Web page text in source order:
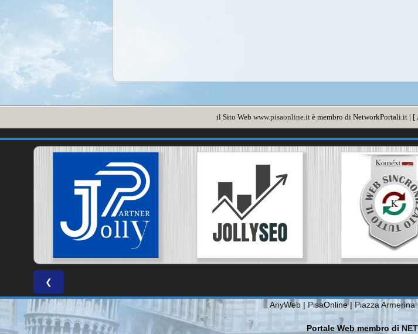
il Sito Web www.pisaonline.it è membro di NetworkPortali.it | [
❮
AnyWeb | PisaOnline | Piazza Armerina
Portale Web membro di